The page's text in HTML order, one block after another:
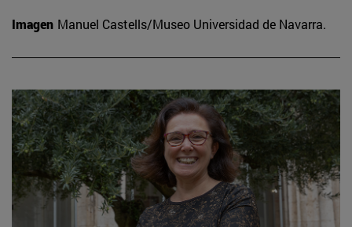
Imagen Manuel Castells/Museo Universidad de Navarra.